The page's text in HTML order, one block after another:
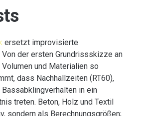
ersetzt improvisierte
der ersten Grundrissskizze an
und Materialien so
dass Nachhallzeiten (RT60),
in ein
treten. Beton, Holz und Textil
sondern als Berechnungsgrößen;